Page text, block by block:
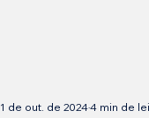
1 de out. de 20244 min de